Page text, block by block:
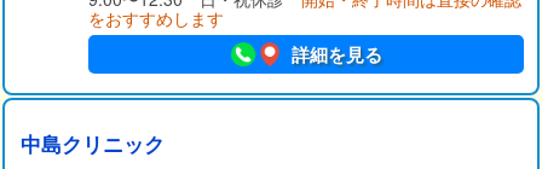
をおすすめします
詳細を見る
中島クリニック